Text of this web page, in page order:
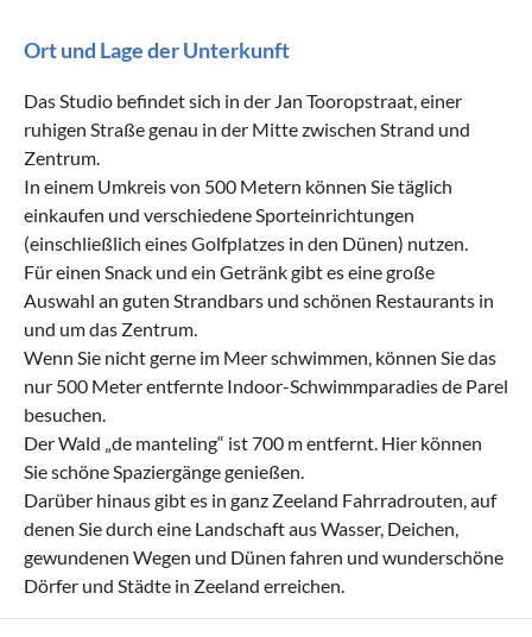
Ort und Lage der Unterkunft
Das Studio befindet sich in der Jan Tooropstraat, einer
ruhigen Straße genau in der Mitte zwischen Strand und
Zentrum.
In einem Umkreis von 500 Metern können Sie täglich
einkaufen und verschiedene Sporteinrichtungen
(einschließlich eines Golfplatzes in den Dünen) nutzen.
Für einen Snack und ein Getränk gibt es eine große
Auswahl an guten Strandbars und schönen Restaurants in
und um das Zentrum.
Wenn Sie nicht gerne im Meer schwimmen, können Sie das
nur 500 Meter entfernte Indoor-Schwimmparadies de Parel
besuchen.
Der Wald „de manteling“ ist 700 m entfernt. Hier können
Sie schöne Spaziergänge genießen.
Darüber hinaus gibt es in ganz Zeeland Fahrradrouten, auf
denen Sie durch eine Landschaft aus Wasser, Deichen,
gewundenen Wegen und Dünen fahren und wunderschöne
Dörfer und Städte in Zeeland erreichen.